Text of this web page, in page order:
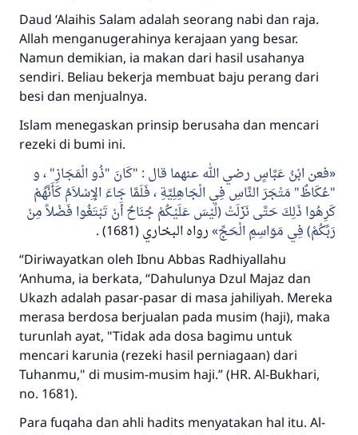
Daud ‘Alaihis Salam adalah seorang nabi dan raja.
Allah menganugerahinya kerajaan yang besar.
Namun demikian, ia makan dari hasil usahanya
sendiri. Beliau bekerja membuat baju perang dari
besi dan menjualnya.
Islam menegaskan prinsip berusaha dan mencari
rezeki di bumi ini.
فعن ابْنُ عَبَّاسٍ رضي الله عنهما قال : "كَانَ "ذُو الْمَجَازِ" ، و
"عُكَاظٌ" مَتْجَرَ النَّاسِ فِي الْجَاهِلِيَّةِ ، فَلَمَّا جَاءَ الإِسْلاَمُ كَأَنَّهُمْ
كَرِهُوا ذَلِكَ حَتَّى نَزَلَتْ (لَيْسَ عَلَيْكُمْ جُنَاحٌ أَنْ تَبْتَغُوا فَضْلاً مِنْ
رَبِّكُمْ) فِي مَوَاسِمِ الْحَجِّ
رواه البخاري (1681) .
“Diriwayatkan oleh Ibnu Abbas Radhiyallahu
‘Anhuma, ia berkata, “Dahulunya Dzul Majaz dan
Ukazh adalah pasar-pasar di masa jahiliyah. Mereka
merasa berdosa berjualan pada musim (haji), maka
turunlah ayat, "Tidak ada dosa bagimu untuk
mencari karunia (rezeki hasil perniagaan) dari
Tuhanmu," di musim-musim haji.” (HR. Al-Bukhari,
no. 1681).
Para fuqaha dan ahli hadits menyatakan hal itu. Al-